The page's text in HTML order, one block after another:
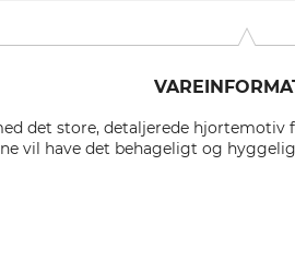
det store, detaljerede
vil have det behageligt og